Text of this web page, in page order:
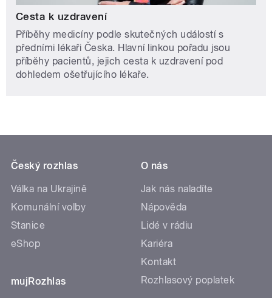
Cesta k uzdravení
Příběhy medicíny podle skutečných událostí s
předními lékaři Česka. Hlavní linkou pořadu jsou
příběhy pacientů, jejich cesta k uzdravení pod
dohledem ošetřujícího lékaře.
Český rozhlas
Válka na Ukrajině
Komunální volby
Stanice
eShop
mujRozhlas
O nás
Jak nás naladíte
Nápověda
Lidé v rádiu
Kariéra
Kontakt
Rozhlasový poplatek